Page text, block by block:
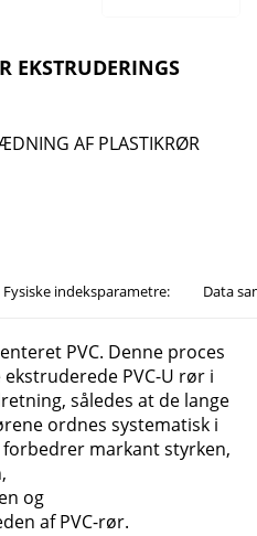
EKSTRUDERINGS
AF PLASTIKRØR
Fysiske indeksparametre: Data
PVC. Denne proces
PVC-U rør i
således at de lange
ordnes systematisk i
markant styrken,
og
af PVC-rør.